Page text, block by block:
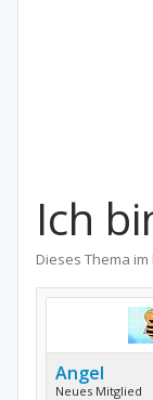
Ich
Dieses Thema im
Angel
Neues Mitglied